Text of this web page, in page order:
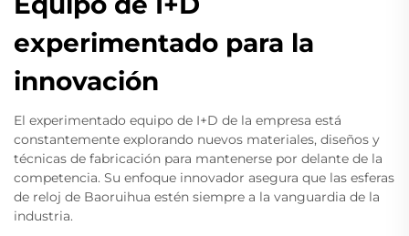
experimentado para la
innovación
El experimentado equipo de I+D de la empresa está
constantemente explorando nuevos materiales, diseños y
técnicas de fabricación para mantenerse por delante de la
competencia. Su enfoque innovador asegura que las esferas
de reloj de Baoruihua estén siempre a la vanguardia de la
industria.